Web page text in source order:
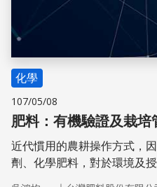
化學
107/05/08
肥料：有機驗證及栽培
近代慣用的農耕操作方式，
劑、化學肥料，對於環境及